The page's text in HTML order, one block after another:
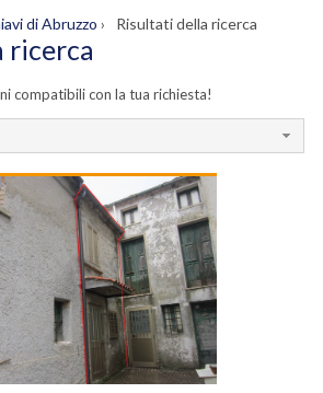
di Abruzzo › Risultati della ricerca
ricerca
compatibili con la tua richiesta!